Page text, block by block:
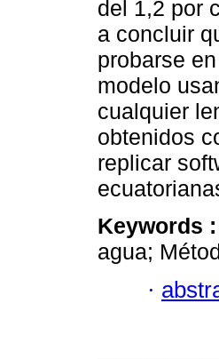
del 1,2 por
a concluir
probarse
modelo
cualquier
obtenidos
replicar
Keywords :
agua;
·